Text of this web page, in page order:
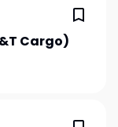
Cargo)